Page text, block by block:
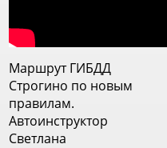
инструктор прям заинтересован
стороны и прорабатывает их.
Теперь меня она напутствовала
на самостоятельное вождение и
я ей очень благодарна
Маршрут ГИБДД
Строгино по новым
правилам.
Автоинструктор
Светлана